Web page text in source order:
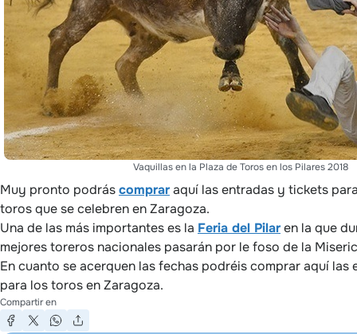
Vaquillas en la Plaza de Toros en los Pilares 2018
Muy pronto podráscompraraquí las entradas y tickets
toros que se celebren en Zaragoza.
Una de las más importantes es la Feria del Pilaren la que
mejores toreros nacionales pasarán por le foso de la
En cuanto se acerquen las fechas podréis comprar aquí las
para los toros en Zaragoza.
Compartir en